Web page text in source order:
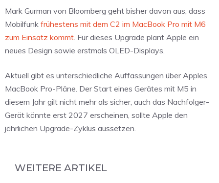
Mark Gurman von Bloomberg geht bisher davon aus, dass
Mobilfunk frühestens mit dem C2 im MacBook Pro mit M6
zum Einsatz kommt . Für dieses Upgrade plant Apple ein
neues Design sowie erstmals OLED-Displays.
Aktuell gibt es unterschiedliche Auffassungen über Apples
MacBook Pro-Pläne. Der Start eines Gerätes mit M5 in
diesem Jahr gilt nicht mehr als sicher, auch das Nachfolger-
Gerät könnte erst 2027 erscheinen, sollte Apple den
jährlichen Upgrade-Zyklus aussetzen.
WEITERE ARTIKEL